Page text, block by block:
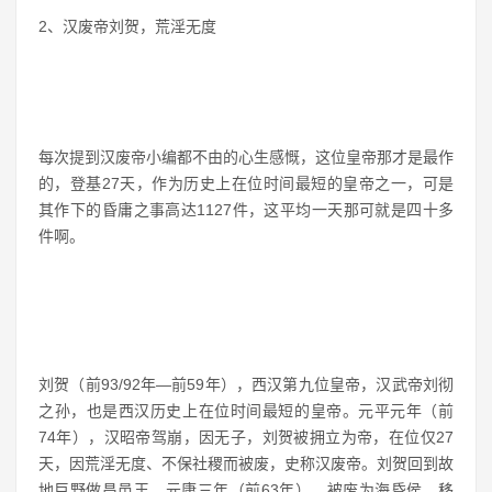
2、汉废帝刘贺，荒淫无度
每次提到汉废帝小编都不由的心生感慨，这位皇帝那才是最作
的，登基27天，作为历史上在位时间最短的皇帝之一，可是
其作下的昏庸之事高达1127件，这平均一天那可就是四十多
件啊。
刘贺（前93/92年—前59年），西汉第九位皇帝，汉武帝刘彻
之孙，也是西汉历史上在位时间最短的皇帝。元平元年（前
74年），汉昭帝驾崩，因无子，刘贺被拥立为帝，在位仅27
天，因荒淫无度、不保社稷而被废，史称汉废帝。刘贺回到故